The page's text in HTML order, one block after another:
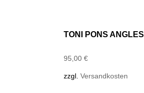
TONI PONS ANGLES
95,00 €
zzgl. Versandkosten